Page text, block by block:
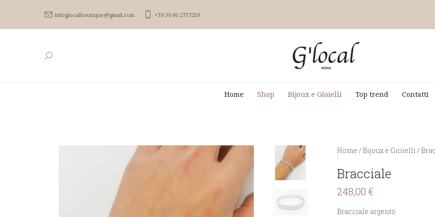
infoglocalboutique@gmail.com +39 39 06 2757259
Home
Shop Bijoux e Gioielli Top trend Contatti
You are here:
Home / Bijoux e Gioielli /
Bracciale
248,00 €
Bracciale argento